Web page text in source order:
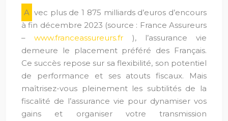
Avec plus de 1 875 milliards d’euros d’encours
à fin décembre 2023 (source : France Assureurs
–www.franceassureurs.fr ), l’assurance vie
demeure le placement préféré des Français.
Ce succès repose sur sa flexibilité, son potentiel
de performance et ses atouts fiscaux. Mais
maîtrisez-vous pleinement les subtilités de la
fiscalité de l’assurance vie pour dynamiser vos
gains et organiser votre transmission